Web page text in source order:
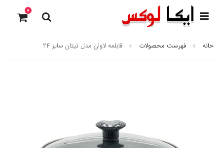
0
خانه فهرست محصولات قابلمه لاوان مدل تیتان سایز 2۴